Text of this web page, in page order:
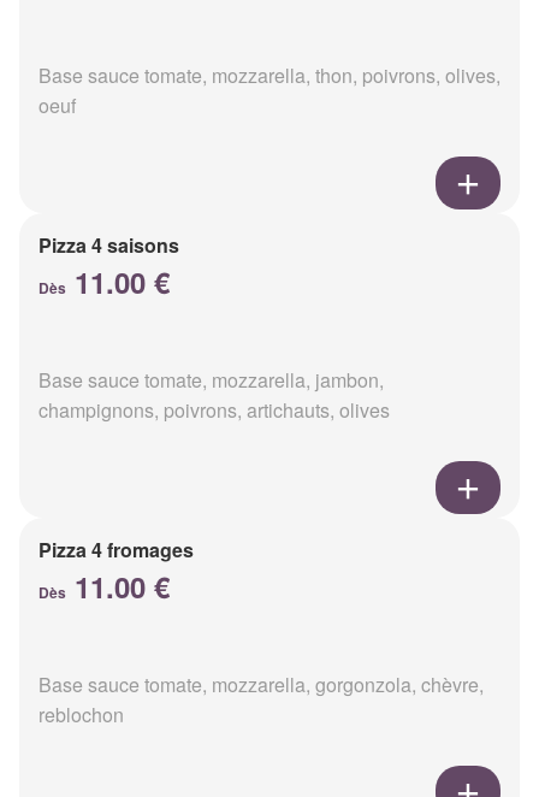
Base sauce tomate, mozzarella, thon, poivrons, olives,
oeuf
Pizza 4 saisons
Dès 11.00 €
Base sauce tomate, mozzarella, jambon,
champignons, poivrons, artichauts, olives
Pizza 4 fromages
Dès 11.00 €
Base sauce tomate, mozzarella, gorgonzola, chèvre,
reblochon